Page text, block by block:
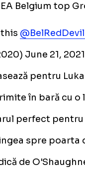
Belgium top
June 21, 2021
pentru
în bară cu
perfect
spre
de